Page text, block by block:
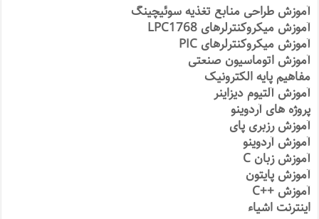
آموزش طراحی منابع تغذیه سوئیچینگ
آموزش میکروکنترلرهای LPC1768
آموزش میکروکنترلرهای PIC
آموزش اتوماسیون صنعتی
مفاهیم پایه الکترونیک
آموزش آلتیوم دیزاینر
پروژه های آردوینو
آموزش رزبری پای
آموزش آردوینو
آموزش زبان C
آموزش پایتون
آموزش ++C
اینترنت اشیاء